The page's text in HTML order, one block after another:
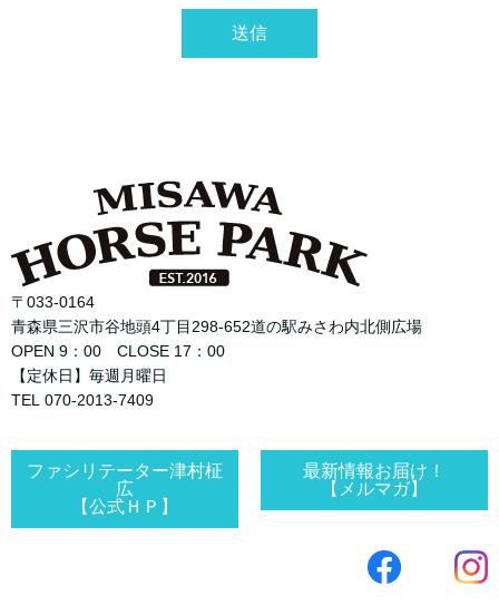
送信
〒033-0164
青森県三沢市谷地頭4丁目298-652道の駅みさわ内北側広場
OPEN 9：00 CLOSE 17：00
【定休日】毎週月曜日
TEL 070-2013-7409
ファシリテーター津村柾
広
【公式ＨＰ】
最新情報お届け！
【メルマガ】